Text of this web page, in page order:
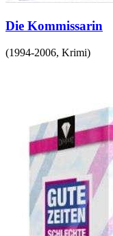
Die Kommissarin
(1994-2006, Krimi)